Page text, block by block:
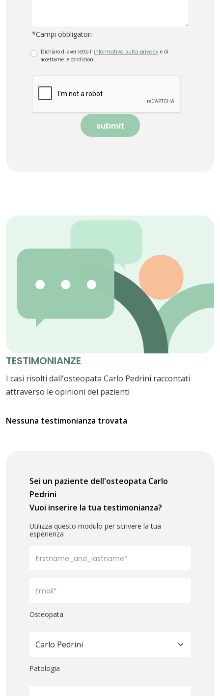
*Campi obbligatori
Dichiaro di aver letto l' informativa sulla privacy e di
accettarne le condizioni
submit
TESTIMONIANZE
I casi risolti dall'osteopata Carlo Pedrini raccontati
attraverso le opinioni dei pazienti
Nessuna testimonianza trovata
Sei un paziente dell'osteopata Carlo
Pedrini
Vuoi inserire la tua testimonianza?
Utilizza questo modulo per scrivere la tua
esperienza
Osteopata
Carlo Pedrini
Patologia